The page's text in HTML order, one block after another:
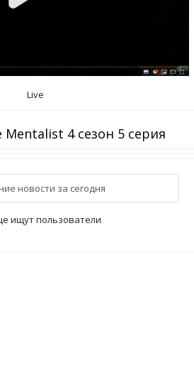
Live
Mentalist 4 сезон 5 серия
новости за сегодня
ищут пользователи